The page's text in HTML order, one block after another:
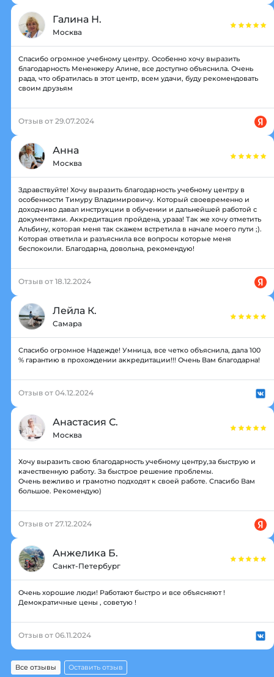
Галина Н.
Москва
Спасибо огромное учебному центру. Особенно хочу выразить
благодарность Мененжеру Алине, все доступно объяснила. Очень
рада, что обратилась в этот центр, всем удачи, буду рекомендовать
своим друзьям
Отзыв от 29.07.2024
Анна
Москва
Здравствуйте! Хочу выразить благодарность учебному центру в
особенности Тимуру Владимировичу. Который своевременно и
доходчиво давал инструкции в обучении и дальнейшей работой с
документами. Аккредитация пройдена, урааа! Так же хочу отметить
Альбину, которая меня так скажем встретила в начале моего пути ;).
Которая ответила и разъяснила все вопросы которые меня
беспокоили. Благодарна, довольна, рекомендую!
Отзыв от 18.12.2024
Лейла К.
Самара
Спасибо огромное Надежде! Умница, все четко объяснила, дала 100
% гарантию в прохождении аккредитации!!! Очень Вам благодарна!
Отзыв от 04.12.2024
Анастасия С.
Москва
Хочу выразить свою благодарность учебному центру,за быструю и
качественную работу. За быстрое решение проблемы.
Очень вежливо и грамотно подходят к своей работе. Спасибо Вам
большое. Рекомендую)
Отзыв от 27.12.2024
Анжелика Б.
Санкт-Петербург
Очень хорошие люди! Работают быстро и все объясняют !
Демократичные цены , советую !
Отзыв от 06.11.2024
Все отзывы Оставить отзыв